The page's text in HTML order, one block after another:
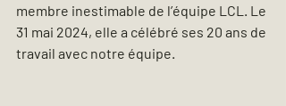
membre inestimable de l’équipe LCL. Le
31 mai 2024, elle a célébré ses 20 ans de
travail avec notre équipe.